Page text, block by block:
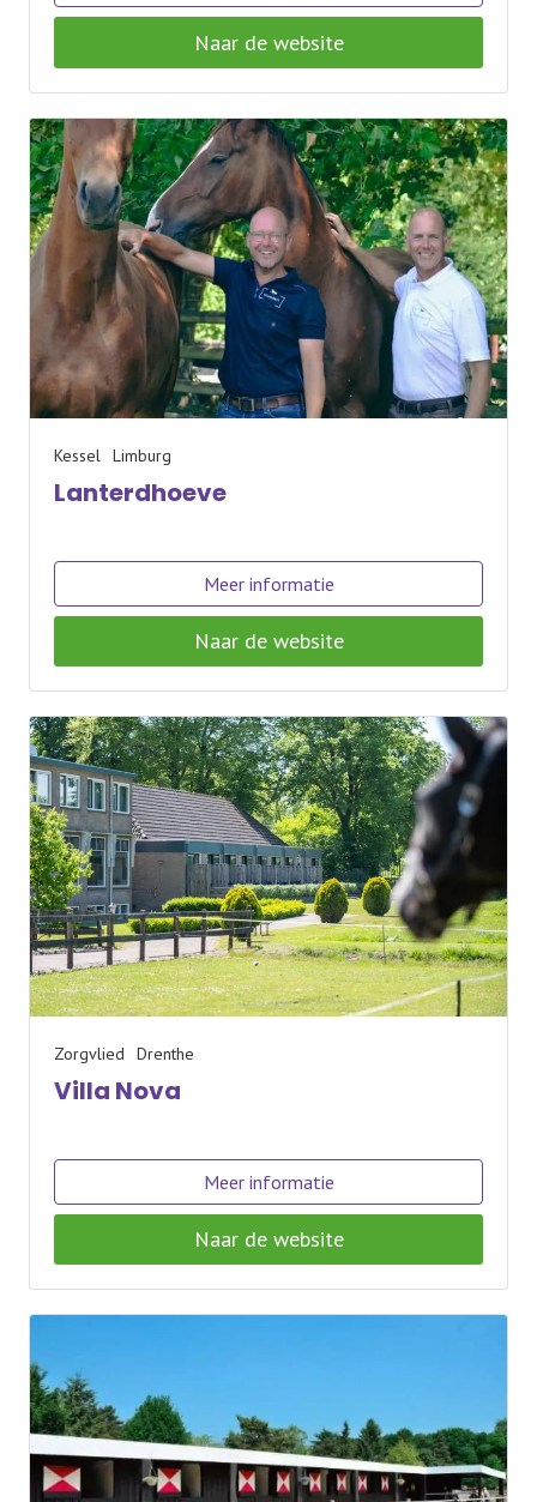
Naar de website
Kessel Limburg
Lanterdhoeve
Meer informatie
Naar de website
Zorgvlied Drenthe
Villa Nova
Meer informatie
Naar de website